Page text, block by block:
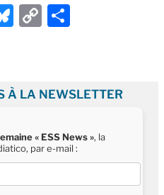
Bl
s
k
y
C
y
Li
n
k
g
er
À LA NEWSLETTER
« ESS News », la
par e-mail :